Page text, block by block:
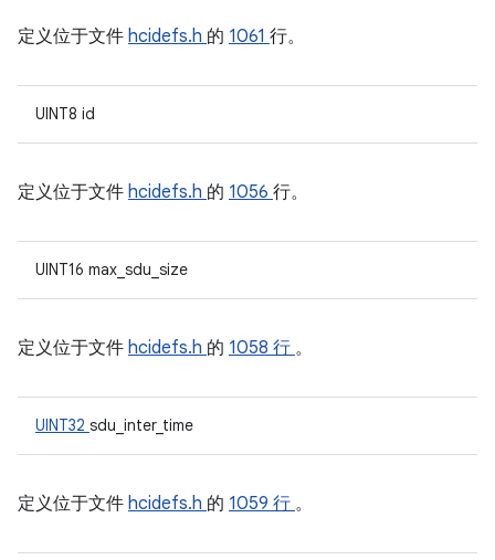
定义位于文件 hcidefs.h 的 1061 行。
UINT8 id
定义位于文件 hcidefs.h 的 1056 行。
UINT16 max_sdu_size
定义位于文件 hcidefs.h 的 1058 行 。
UINT32 sdu_inter_time
定义位于文件 hcidefs.h 的 1059 行 。